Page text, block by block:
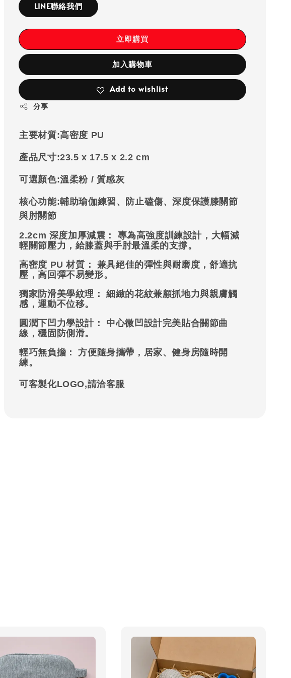
LINE聯絡我們
立即購買
加入購物車
Add to wishlist
分享
主要材質:高密度 PU
產品尺寸:23.5 x 17.5 x 2.2 cm
可選顏色:溫柔粉 / 質感灰
核心功能:輔助瑜伽練習、防止磕傷、深度保護膝關節
與肘關節
2.2cm 深度加厚減震：
專為高強度訓練設計，大幅減
輕關節壓力，給膝蓋與手肘最溫柔的支撐。
高密度 PU 材質：
兼具絕佳的彈性與耐磨度，舒適抗
壓，高回彈不易變形。
獨家防滑美學紋理：
細緻的花紋兼顧抓地力與親膚觸
感，運動不位移。
圓潤下凹力學設計：
中心微凹設計完美貼合關節曲
線，穩固防側滑。
輕巧無負擔：
方便隨身攜帶，居家、健身房隨時開
練。
可客製化LOGO,請洽客服